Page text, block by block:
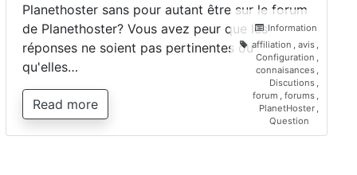
Planethoster sans pour autant être sur le forum
de Planethoster? Vous avez peur que les
réponses ne soient pas pertinentes ou
qu'elles…
Read more
Information
affiliation
avis
Configuration
connaisances
Discutions
forum
forums
PlanetHoster
Question